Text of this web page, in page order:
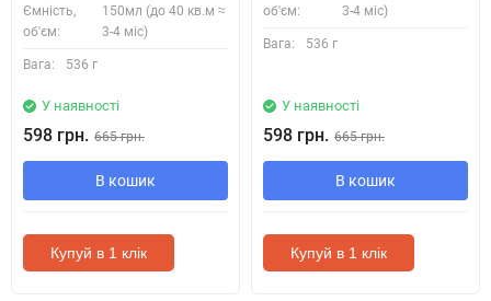
Ємність,
об'єм:
150мл (до 40 кв.м ≈
3-4 міс)
Вага: 536 г
У наявності
598 грн. 665 грн.
В кошик
Купуй в 1 клік
об'єм:
3-4 міс)
Вага: 536 г
У наявності
598 грн. 665 грн.
В кошик
Купуй в 1 клік